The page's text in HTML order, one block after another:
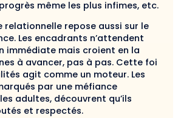
même les plus infimes, etc.
relationnelle repose aussi sur le
Les encadrants n’attendent
immédiate mais croient en la
à avancer, pas à pas. Cette foi
agit comme un moteur. Les
par une méfiance
adultes, découvrent qu’ils
et respectés.